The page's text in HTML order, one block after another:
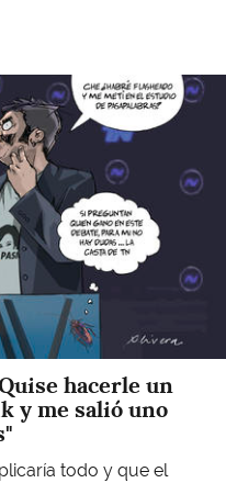
hacerle un
y me salió uno
todo y que el